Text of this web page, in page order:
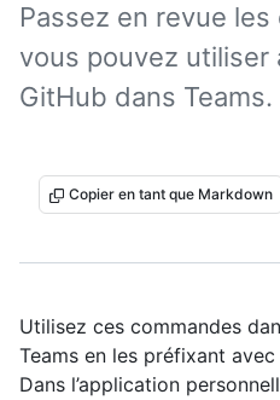
Passez en revue
vous pouvez utiliser
GitHub dans Teams.
Copier en tant que Markdown
Utilisez ces commandes
Teams en les préfixant avec
Dans l’application